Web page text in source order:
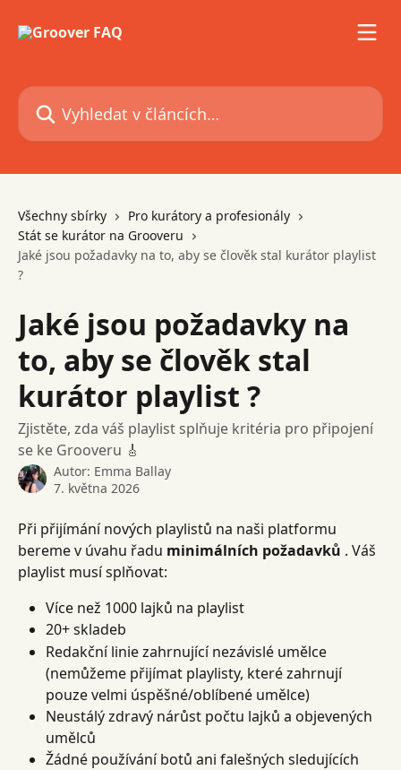
Vyhledat v článcích…
Všechny sbírky
Pro kurátory a profesionály
Stát se kurátor na Grooveru
Jaké jsou požadavky na to, aby se člověk stal kurátor playlist
?
Jaké jsou požadavky na
to, aby se člověk stal
kurátor playlist ?
Zjistěte, zda váš playlist splňuje kritéria pro připojení
se ke Grooveru 🎸
Autor: Emma Ballay
7. května 2026
Při přijímání nových playlistů na naši platformu
bereme v úvahu řadu minimálních požadavků . Váš
playlist musí splňovat:
Více než 1000 lajků na playlist
20+ skladeb
Redakční linie zahrnující nezávislé umělce
(nemůžeme přijímat playlisty, které zahrnují
pouze velmi úspěšné/oblíbené umělce)
Neustálý zdravý nárůst počtu lajků a objevených
umělců
Žádné používání botů ani falešných sledujících